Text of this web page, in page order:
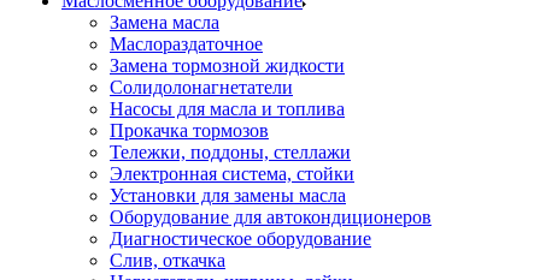
Замена масла
Маслораздаточное
Замена тормозной жидкости
Солидолонагнетатели
Насосы для масла и топлива
Прокачка тормозов
Тележки, поддоны, стеллажи
Электронная система, стойки
Установки для замены масла
Оборудование для автокондиционеров
Диагностическое оборудование
Слив, откачка